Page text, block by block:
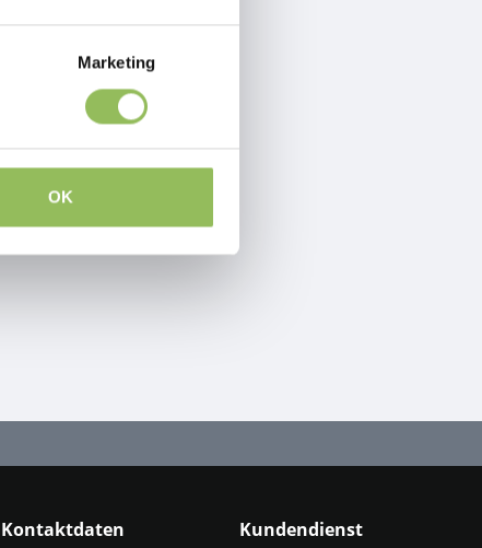
Marketing
OK
Kontaktdaten
Kundendienst